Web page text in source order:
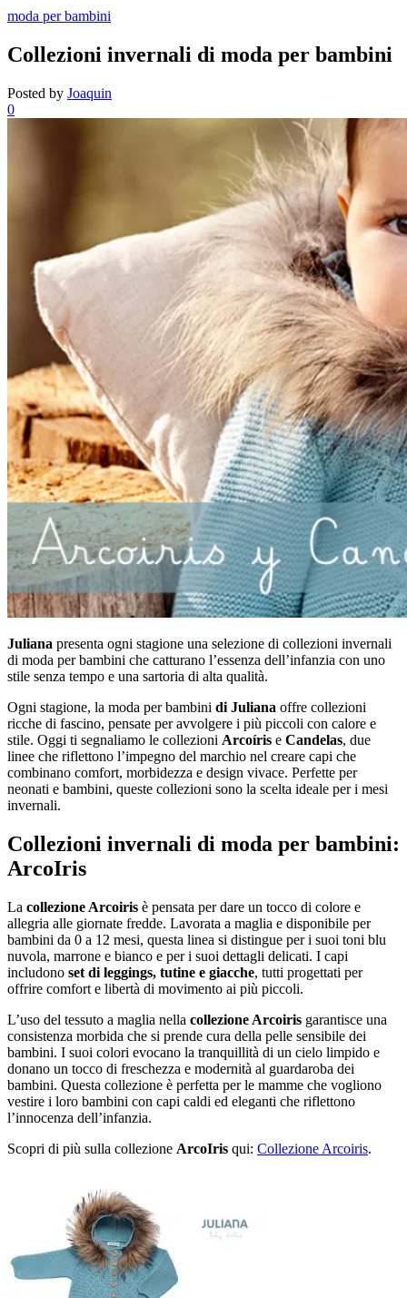
moda per bambini
Collezioni invernali di moda per bambini
Posted by Joaquin
0
Juliana presenta ogni stagione una selezione di collezioni invernali
di moda per bambini che catturano l’essenza dell’infanzia con uno
stile senza tempo e una sartoria di alta qualità.
Ogni stagione, la moda per bambini di Juliana offre collezioni
ricche di fascino, pensate per avvolgere i più piccoli con calore e
stile. Oggi ti segnaliamo le collezioni Arcoíris e Candelas, due
linee che riflettono l’impegno del marchio nel creare capi che
combinano comfort, morbidezza e design vivace. Perfette per
neonati e bambini, queste collezioni sono la scelta ideale per i mesi
invernali.
Collezioni invernali di moda per bambini:
ArcoIris
La collezione Arcoiris è pensata per dare un tocco di colore e
allegria alle giornate fredde. Lavorata a maglia e disponibile per
bambini da 0 a 12 mesi, questa linea si distingue per i suoi toni blu
nuvola, marrone e bianco e per i suoi dettagli delicati. I capi
includono set di leggings, tutine e giacche, tutti progettati per
offrire comfort e libertà di movimento ai più piccoli.
L’uso del tessuto a maglia nella collezione Arcoiris garantisce una
consistenza morbida che si prende cura della pelle sensibile dei
bambini. I suoi colori evocano la tranquillità di un cielo limpido e
donano un tocco di freschezza e modernità al guardaroba dei
bambini. Questa collezione è perfetta per le mamme che vogliono
vestire i loro bambini con capi caldi ed eleganti che riflettono
l’innocenza dell’infanzia.
Scopri di più sulla collezione ArcoIris qui: Collezione Arcoiris.